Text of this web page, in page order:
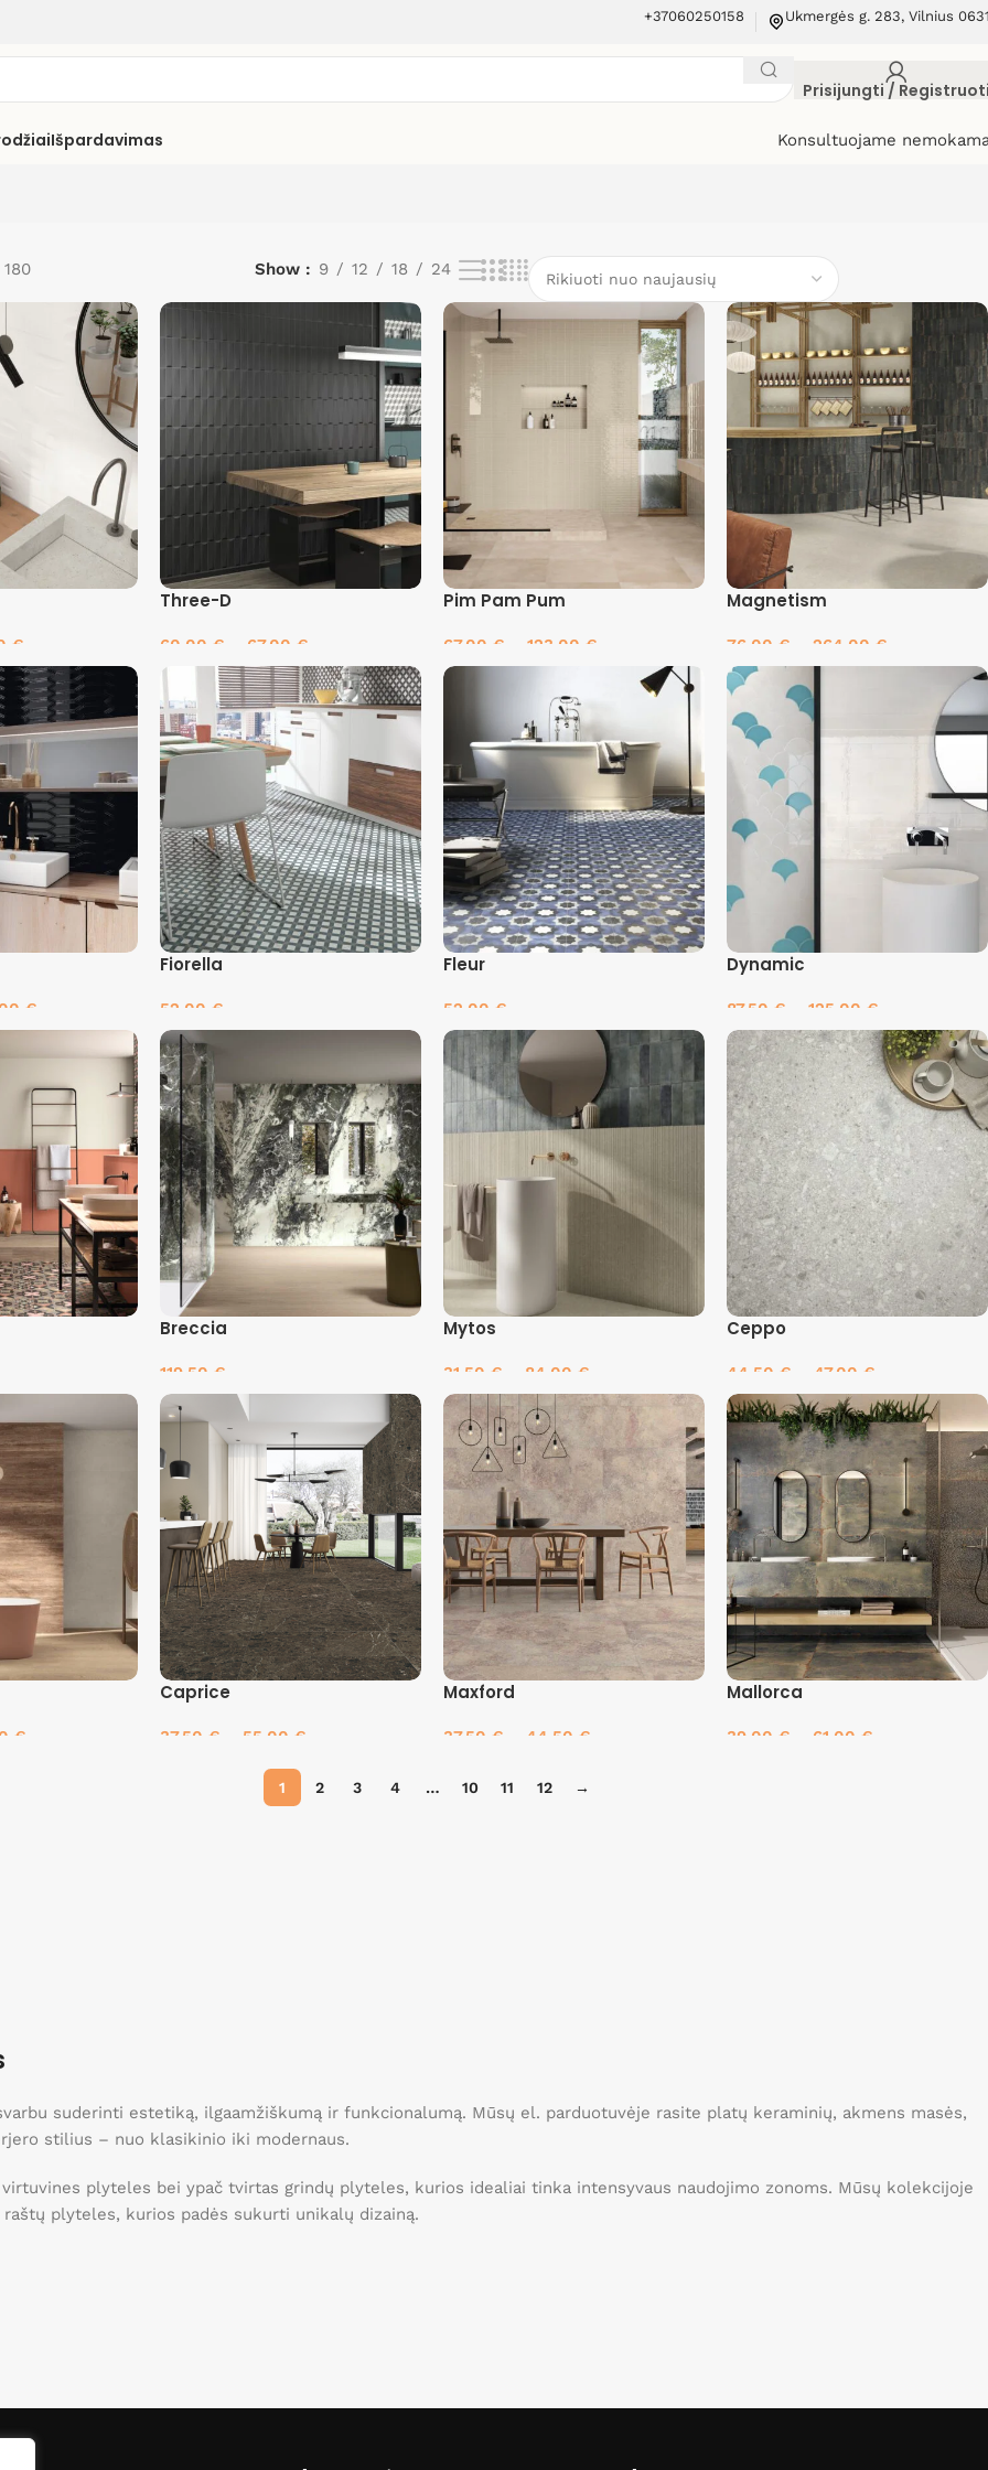
+37060250158 Ukmergės g. 283, Vilnius
Prisijungti /
Išpardavimas Konsultuojame
Show 9 12 18 24
€
Three-D
60.00 € 67.00 €
Pasirinkti savybes
Pim Pam Pum
67.00 € 123.00 €
Magnetism
76.00 € 264.00 €
Pasirinkti savybes
€
Fiorella
52.00 €
Pasirinkti savybes
Fleur
52.00 €
Pasirinkti savybes
Dynamic
87.50 € 125.00 €
Pasirinkti savybes
Breccia
119.50 €
Pasirinkti savybes
Mytos
31.50 € 84.00 €
Pasirinkti savybes
Ceppo
44.50 € 47.00 €
Pasirinkti savybes
€
Caprice
37.50 € 55.00 €
Pasirinkti savybes
Maxford
37.50 € 44.50 €
Mallorca
39.00 € 61.00 €
1 2 3 4 … 10 11 12 →
suderinti estetiką, ilgaamžiškumą ir funkcionalumą. Mūsų el. parduotuvėje rasite platų keraminių, akmens masės,
stilius – nuo klasikinio iki modernaus.
plyteles bei ypač tvirtas grindų plyteles, kurios idealiai tinka intensyvaus naudojimo zonoms. Mūsų kolekcijoje
plyteles, kurios padės sukurti unikalų dizainą.